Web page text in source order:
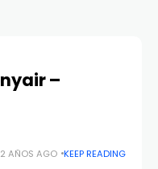
–
2 AÑOS AGO KEEP READING